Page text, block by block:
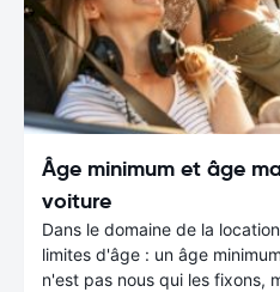
Âge minimum et âge
voiture
Dans le domaine de la
limites d'âge : un âge
n'est pas nous qui les fixons,